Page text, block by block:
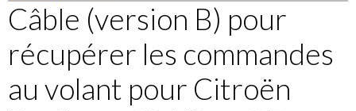
Câble (version B) pour
récupérer les commandes
au volant pour Citroën